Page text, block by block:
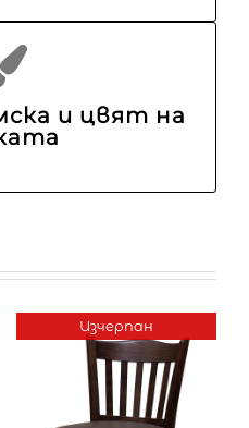
и цвят на
Изчерпан